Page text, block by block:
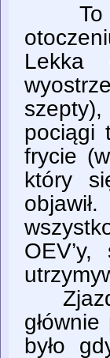
To co
Lekka
pociągi
frycie
który
Zjazd
było